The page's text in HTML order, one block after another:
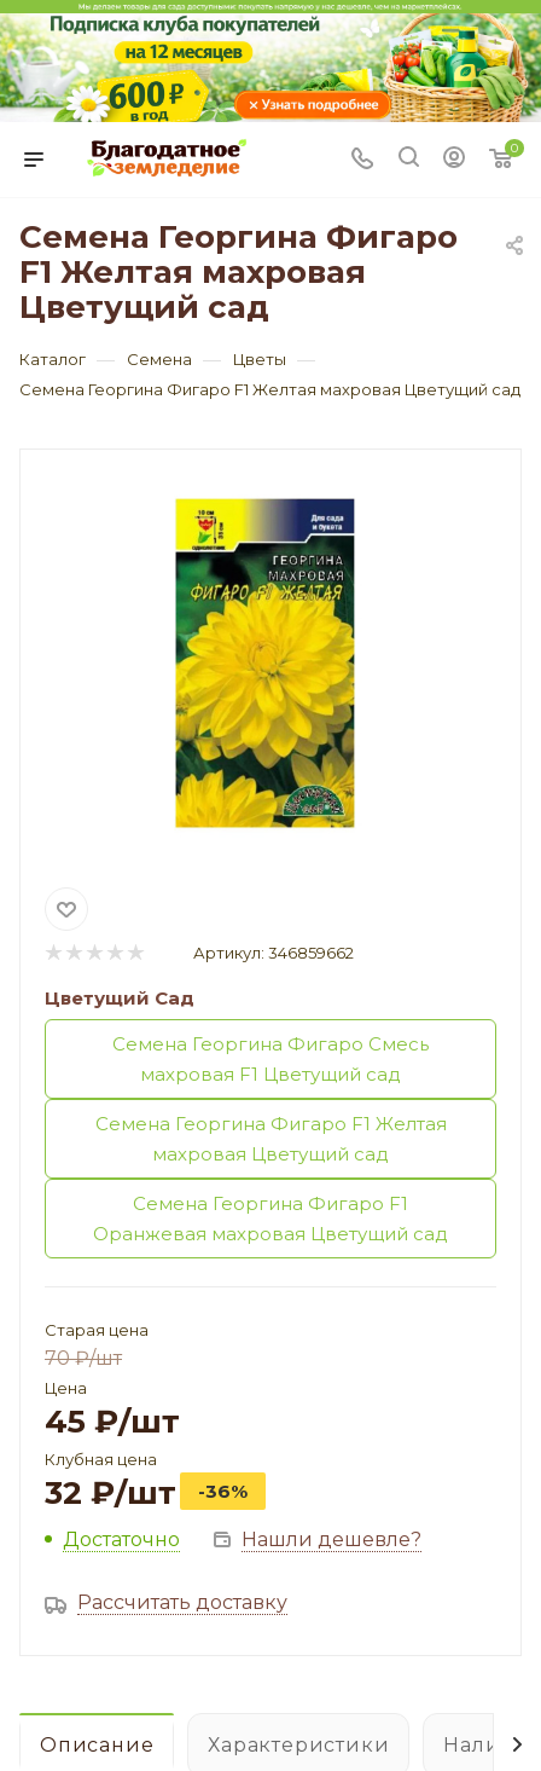
0
Семена Георгина Фигаро
F1 Желтая махровая
Цветущий сад
Каталог — Семена — Цветы —
Семена Георгина Фигаро F1 Желтая махровая Цветущий сад
Артикул: 346859662
Цветущий Сад
Семена Георгина Фигаро Смесь
махровая F1 Цветущий сад
Семена Георгина Фигаро F1 Желтая
махровая Цветущий сад
Семена Георгина Фигаро F1
Оранжевая махровая Цветущий сад
Старая цена
70₽/шт
Цена
45 ₽/шт
Клубная цена
32 ₽/шт -36%
Достаточно Нашли дешевле?
Рассчитать доставку
Описание Характеристики